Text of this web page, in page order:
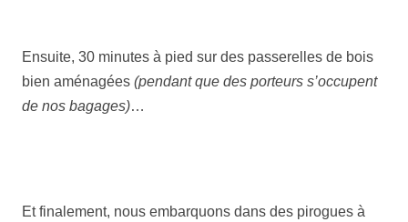
Ensuite, 30 minutes à pied sur des passerelles de bois
bien aménagées (pendant que des porteurs s’occupent
de nos bagages)…
Et finalement, nous embarquons dans des pirogues à